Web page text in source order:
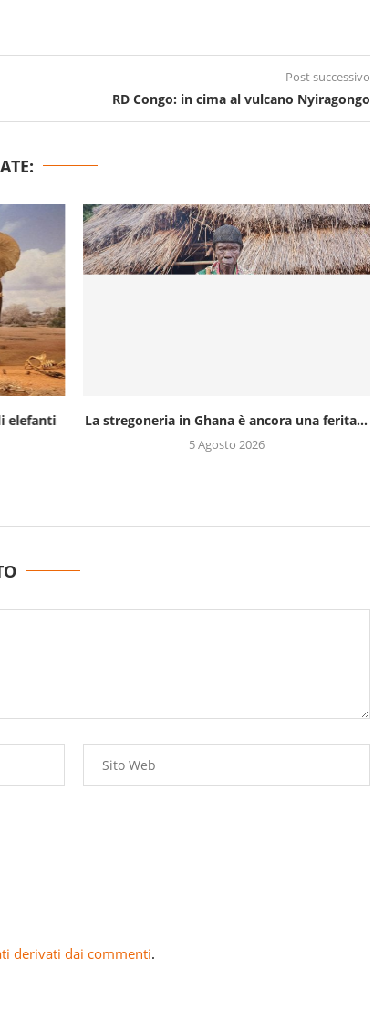
Post successivo
RD Congo: in cima al vulcano Nyiragongo
elefanti
La stregoneria in Ghana è ancora una ferita...
5 Agosto 2026
derivati dai commenti.